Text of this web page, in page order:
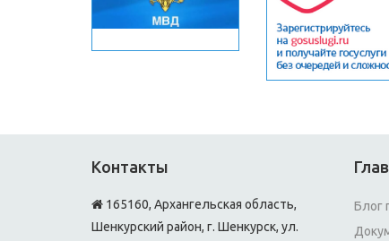
Контакты
165160, Архангельская область,
Шенкурский район, г. Шенкурск, ул.
Блог